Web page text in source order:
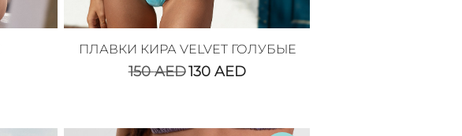
ПЛАВКИ КИРА VELVET ГОЛУБЫЕ
150AED130 AED